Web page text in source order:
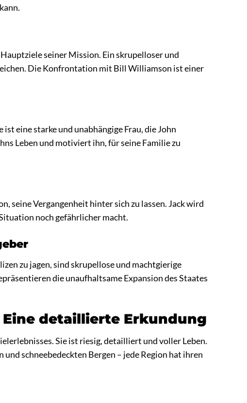
seiner Mission. Ein skrupelloser und
Die Konfrontation mit Bill Williamson ist einer
eine starke und unabhängige Frau, die John
Leben und motiviert ihn, für seine Familie zu
seine Vergangenheit hinter sich zu lassen. Jack wird
noch gefährlicher macht.
zu jagen, sind skrupellose und machtgierige
die unaufhaltsame Expansion des Staates
Eine detaillierte Erkundung
Sie ist riesig, detailliert und voller Leben.
schneebedeckten Bergen – jede Region hat ihren